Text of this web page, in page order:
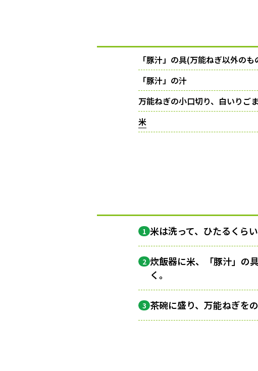
「豚汁」の具(万能ねぎ以外の
「豚汁」の汁
万能ねぎの小口切り、白いりごま
米
1 米は洗って、ひたるくら
2 炊飯器に米、「豚汁」の
く。
3 茶碗に盛り、万能ねぎを